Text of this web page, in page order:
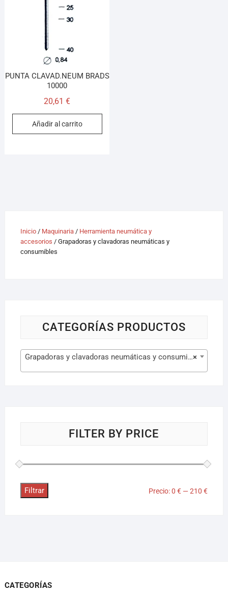
PUNTA CLAVAD.NEUM BRADS
10000
20,61€
Añadir al carrito
Inicio/ Maquinaria/ Herramienta neumática y
accesorios / Grapadoras y clavadoras neumáticas y
consumibles
CATEGORÍAS PRODUCTOS
×
Grapadoras y clavadoras neumáticas y consumibles (41)
FILTER BY PRICE
Filtrar Precio:0 € —210 €
CATEGORÍAS